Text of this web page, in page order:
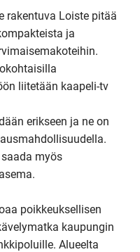
rakentuva Loiste pitää
ja
liitetään kaapeli-tv
erikseen ja ne on
myös
poikkeuksellisen
kaupungin
Alueelta